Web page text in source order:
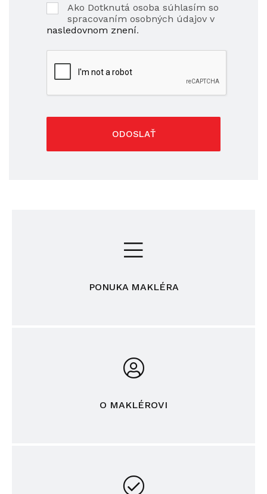
Ako Dotknutá osoba súhlasím so
spracovaním osobných údajov v
nasledovnom znení.
ODOSLAŤ
PONUKA MAKLÉRA
O MAKLÉROVI